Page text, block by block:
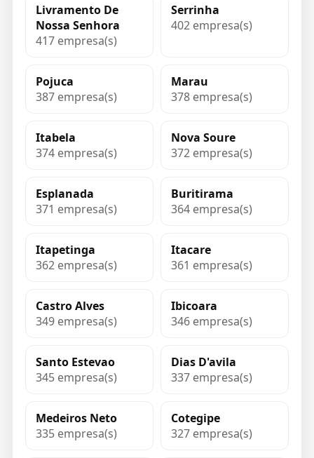
Livramento De
Nossa Senhora
417 empresa(s)
Serrinha
402 empresa(s)
Pojuca
387 empresa(s)
Marau
378 empresa(s)
Itabela
374 empresa(s)
Nova Soure
372 empresa(s)
Esplanada
371 empresa(s)
Buritirama
364 empresa(s)
Itapetinga
362 empresa(s)
Itacare
361 empresa(s)
Castro Alves
349 empresa(s)
Ibicoara
346 empresa(s)
Santo Estevao
345 empresa(s)
Dias D'avila
337 empresa(s)
Medeiros Neto
335 empresa(s)
Cotegipe
327 empresa(s)